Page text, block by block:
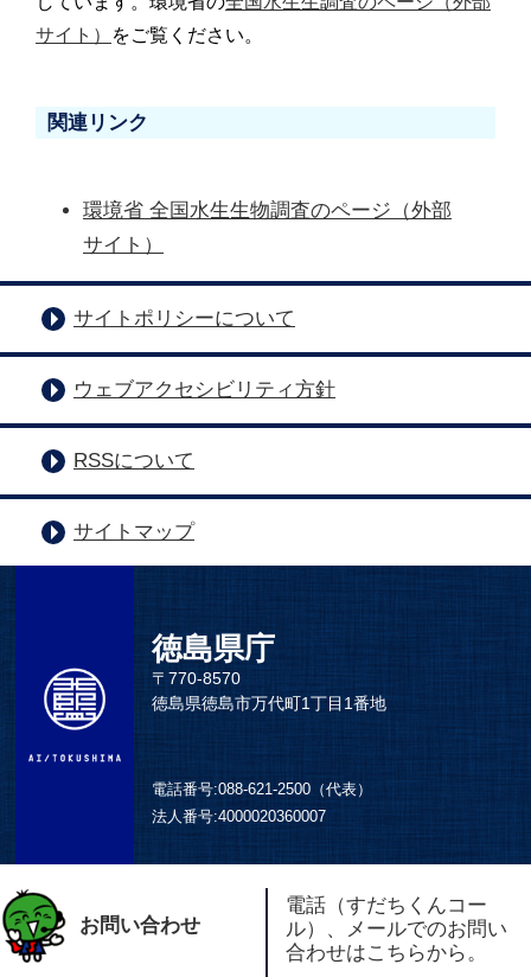
サイト）
をご覧ください。
関連リンク
環境省 全国水生生物調査のページ（外部
サイト）
サイトポリシーについて
ウェブアクセシビリティ方針
RSSについて
サイトマップ
徳島県庁
〒770-8570
徳島県徳島市万代町1丁目1番地
電話番号:088-621-2500（代表）
法人番号:4000020360007
お問い合わせ
電話（すだちくんコー
ル）、メールでのお問い
合わせはこちらから。